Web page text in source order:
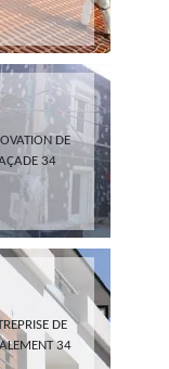
DE
34
DE
34